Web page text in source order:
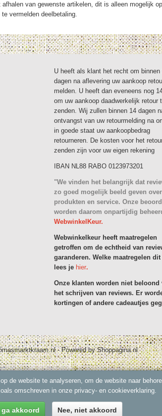
van gewenste artikelen, dit is alleen mogelijk
vermelden deelbetaling.
U heeft als klant het recht om binnen
dagen na aflevering uw aankoop
melden. U heeft dan eveneens nog
om uw aankoop daadwerkelijk retour
zenden. Wij zullen binnen 14 dagen
ontvangst van uw retourmelding na
in goede staat uw aankoopbedrag
retourneren. De kosten voor het
zenden zijn voor uw eigen rekening
IBAN NL88 RABO 0123973201
"We vinden het belangrijk dat
zo goed mogelijk beeld geven
produkten en service. Onze
worden daarom onpartijdig
WebwinkelKeur.
Webwinkelkeur heeft maatregelen
getroffen om de echtheid van
garanderen. Welke maatregelen
lees je hier.
Onze klanten worden niet beloond
het schrijven van reviews. Er
kortingen of andere cadeautjes
- Powered by Shoppagina.nl
de website te analyseren, om de website naar
omschreven in onze privacy- en cookieverklaring.
akkoord Nee, niet akkoord